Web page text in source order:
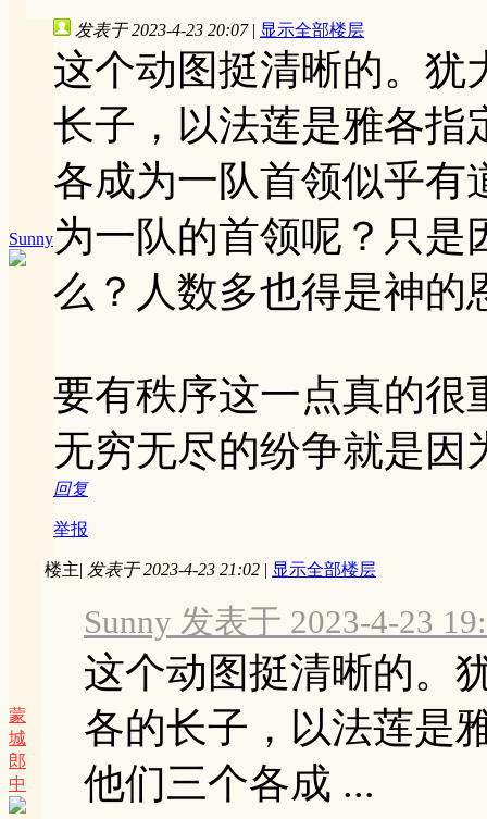
Sunny
发表于 2023-4-23 20:07 | 显示全部楼层
这个动图挺清晰的。犹
长子，以法莲是雅各指
各成为一队首领似乎有
为一队的首领呢？只是
么？人数多也得是神的
要有秩序这一点真的很
无穷无尽的纷争就是因
回复
举报
蒙
城
郎
中
楼主| 发表于 2023-4-23 21:02 | 显示全部楼层
Sunny 发表于 2023-4-23
这个动图挺清晰的。
各的长子，以法莲是
他们三个各成 ...